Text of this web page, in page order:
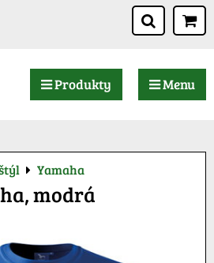
Produkty Menu
Yamaha
modrá